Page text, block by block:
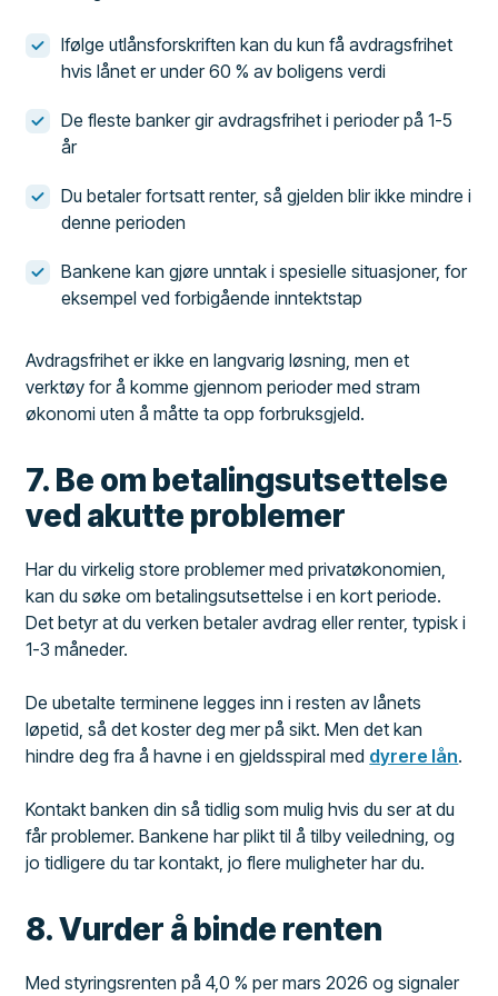
Ifølge utlånsforskriften kan du kun få avdragsfrihet
hvis lånet er under 60 % av boligens verdi
De fleste banker gir avdragsfrihet i perioder på 1-5
år
Du betaler fortsatt renter, så gjelden blir ikke mindre i
denne perioden
Bankene kan gjøre unntak i spesielle situasjoner, for
eksempel ved forbigående inntektstap
Avdragsfrihet er ikke en langvarig løsning, men et
verktøy for å komme gjennom perioder med stram
økonomi uten å måtte ta opp forbruksgjeld.
7. Be om betalingsutsettelse
ved akutte problemer
Har du virkelig store problemer med privatøkonomien,
kan du søke om betalingsutsettelse i en kort periode.
Det betyr at du verken betaler avdrag eller renter, typisk i
1-3 måneder.
De ubetalte terminene legges inn i resten av lånets
løpetid, så det koster deg mer på sikt. Men det kan
hindre deg fra å havne i en gjeldsspiral med dyrere lån.
Kontakt banken din så tidlig som mulig hvis du ser at du
får problemer. Bankene har plikt til å tilby veiledning, og
jo tidligere du tar kontakt, jo flere muligheter har du.
8. Vurder å binde renten
Med styringsrenten på 4,0 % per mars 2026 og signaler